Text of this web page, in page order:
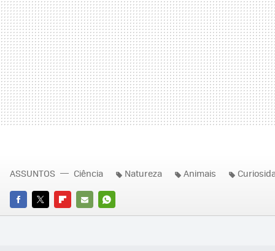
FACEBOOK
TWITTERFLIPBOARD
E-
WHATSAPP
ASSUNTOS Ciência Natureza Animais